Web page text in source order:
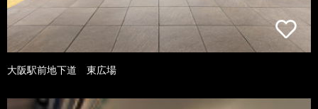
大阪駅前地下道 東広場